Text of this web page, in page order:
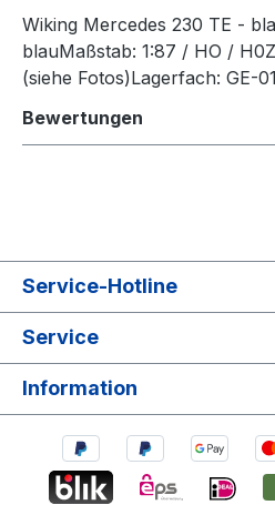
Wiking Mercedes 230 TE -
blauMaßstab: 1:87 / HO /
(siehe Fotos)Lagerfach: GE-
Bewertungen
Service-Hotline
Service
Information